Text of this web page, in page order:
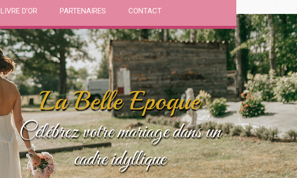
LIVRE D’OR PARTENAIRES CONTACT
La Belle Epoque
Célébrez votre mariage dans un
cadre idyllique